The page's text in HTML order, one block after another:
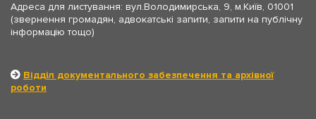
Адреса для листування: вул.Володимирська, 9, м.Київ, 01001
(звернення громадян, адвокатські запити, запити на публічну
інформацію тощо)
Відділ документального забезпечення та архівної
роботи